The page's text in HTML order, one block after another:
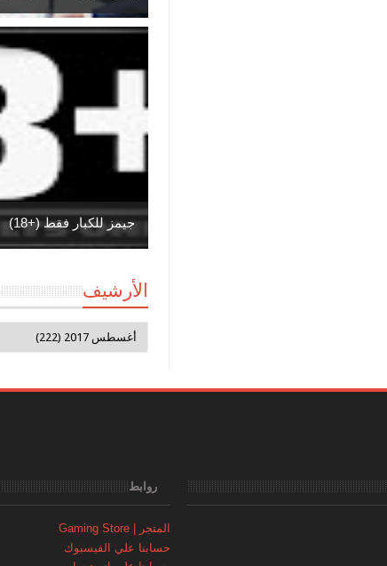
جيمز للكبار فقط (+18)
الأرشيف
روابط
المتجر | Gaming Store
حسابنا علي الفيسبوك